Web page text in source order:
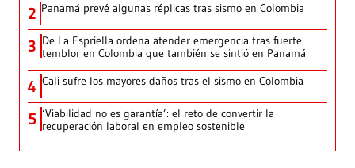
2 Panamá prevé algunas réplicas tras sismo en Colombia
3 De La Espriella ordena atender emergencia tras fuerte
temblor en Colombia que también se sintió en Panamá
4 Cali sufre los mayores daños tras el sismo en Colombia
5 ‘Viabilidad no es garantía’: el reto de convertir la
recuperación laboral en empleo sostenible